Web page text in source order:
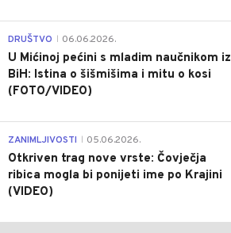
DRUŠTVO 06.06.2026.
U Mićinoj pećini s mladim naučnikom iz
BiH: Istina o šišmišima i mitu o kosi
(FOTO/VIDEO)
ZANIMLJIVOSTI 05.06.2026.
Otkriven trag nove vrste: Čovječja
ribica mogla bi ponijeti ime po Krajini
(VIDEO)